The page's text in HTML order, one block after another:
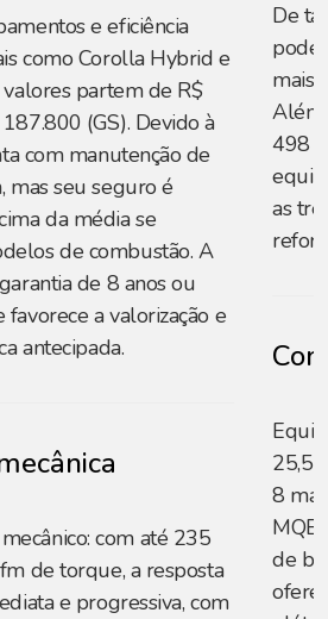
e eficiência
como Corolla Hybrid e
valores partem de R$
(GS). Devido à
com manutenção de
mas seu seguro é
da média se
de combustão. A
de 8 anos ou
a valorização e
antecipada.
com até 235
de torque, a resposta
e progressiva, com
De
pode
mais
Além
498
as
25,5
8
MQB
de